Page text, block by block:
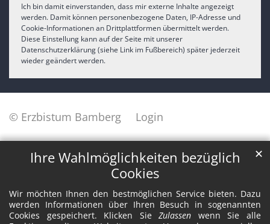
Ihre Wahlmöglichkeiten bezüglich
Cookies
Wir möchten Ihnen den bestmöglichen Service bieten. Dazu
werden Informationen über Ihren Besuch in sogenannten
Cookies gespeichert. Klicken SieZulassen wenn Sie alle
✕
Ich bin damit einverstanden, dass mir externe Inhalte angezeigt
werden. Damit können personenbezogene Daten, IP-Adresse und
Cookie-Informationen an Drittplattformen übermittelt werden.
Diese Einstellung kann auf der Seite mit unserer
Datenschutzerklärung (siehe Link im Fußbereich) später jederzeit
wieder geändert werden.
© Erzbistum Bamberg Login